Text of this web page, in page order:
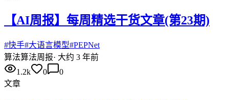
【AI周报】每周精选干货文章(第23期)
#快手#大语言模型#PEPNet
算法算法周报· 大约 3 年前
1.2k
0
0
文章